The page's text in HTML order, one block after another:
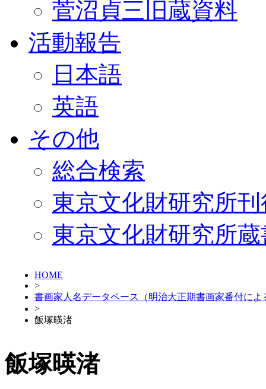
菅沼貞三旧蔵資料
活動報告
日本語
英語
その他
総合検索
東京文化財研究所
東京文化財研究所
HOME
>
書画家人名データベース（明治大正期書画家番付によ
>
飯塚暎渚
飯塚暎渚